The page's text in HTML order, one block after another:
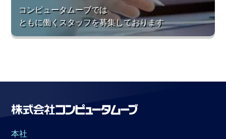
コンピュータムーブでは
ともに働くスタッフを募集しております
本社